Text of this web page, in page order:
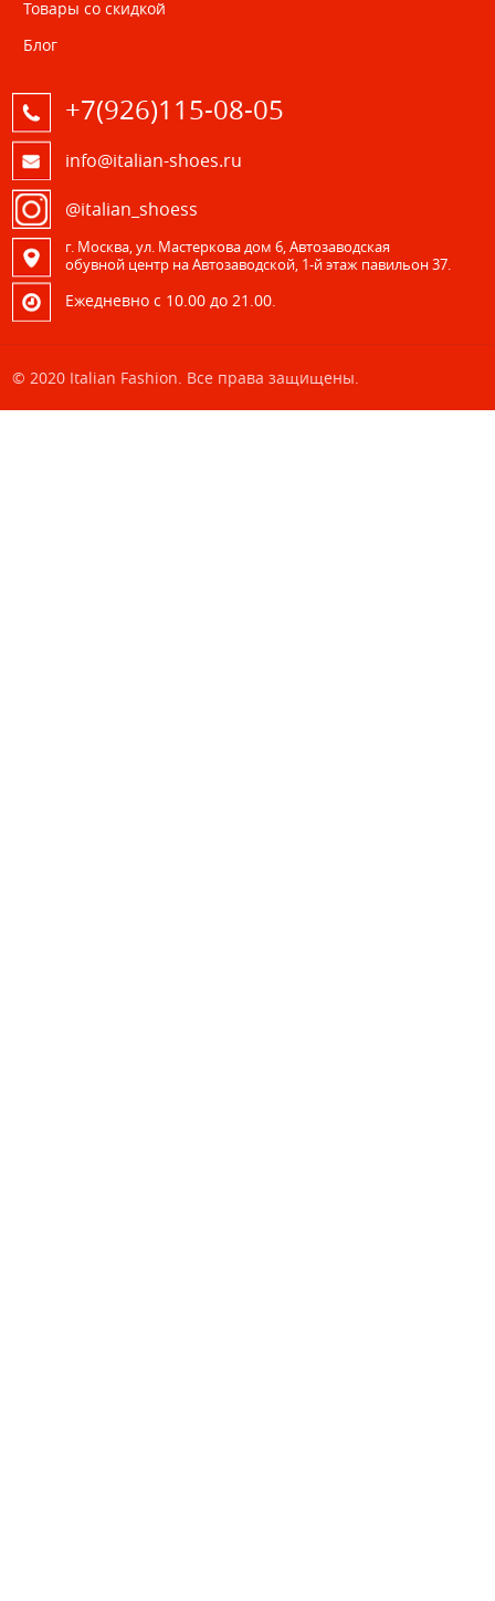
Товары со скидкой
Блог
+7(926)115-08-05
info@italian-shoes.ru
@italian_shoess
г. Москва, ул. Мастеркова дом 6, Автозаводская
обувной центр на Автозаводской, 1-й этаж павильон 37.
Eжедневно с 10.00 до 21.00.
© 2020 Italian Fashion. Все права защищены.